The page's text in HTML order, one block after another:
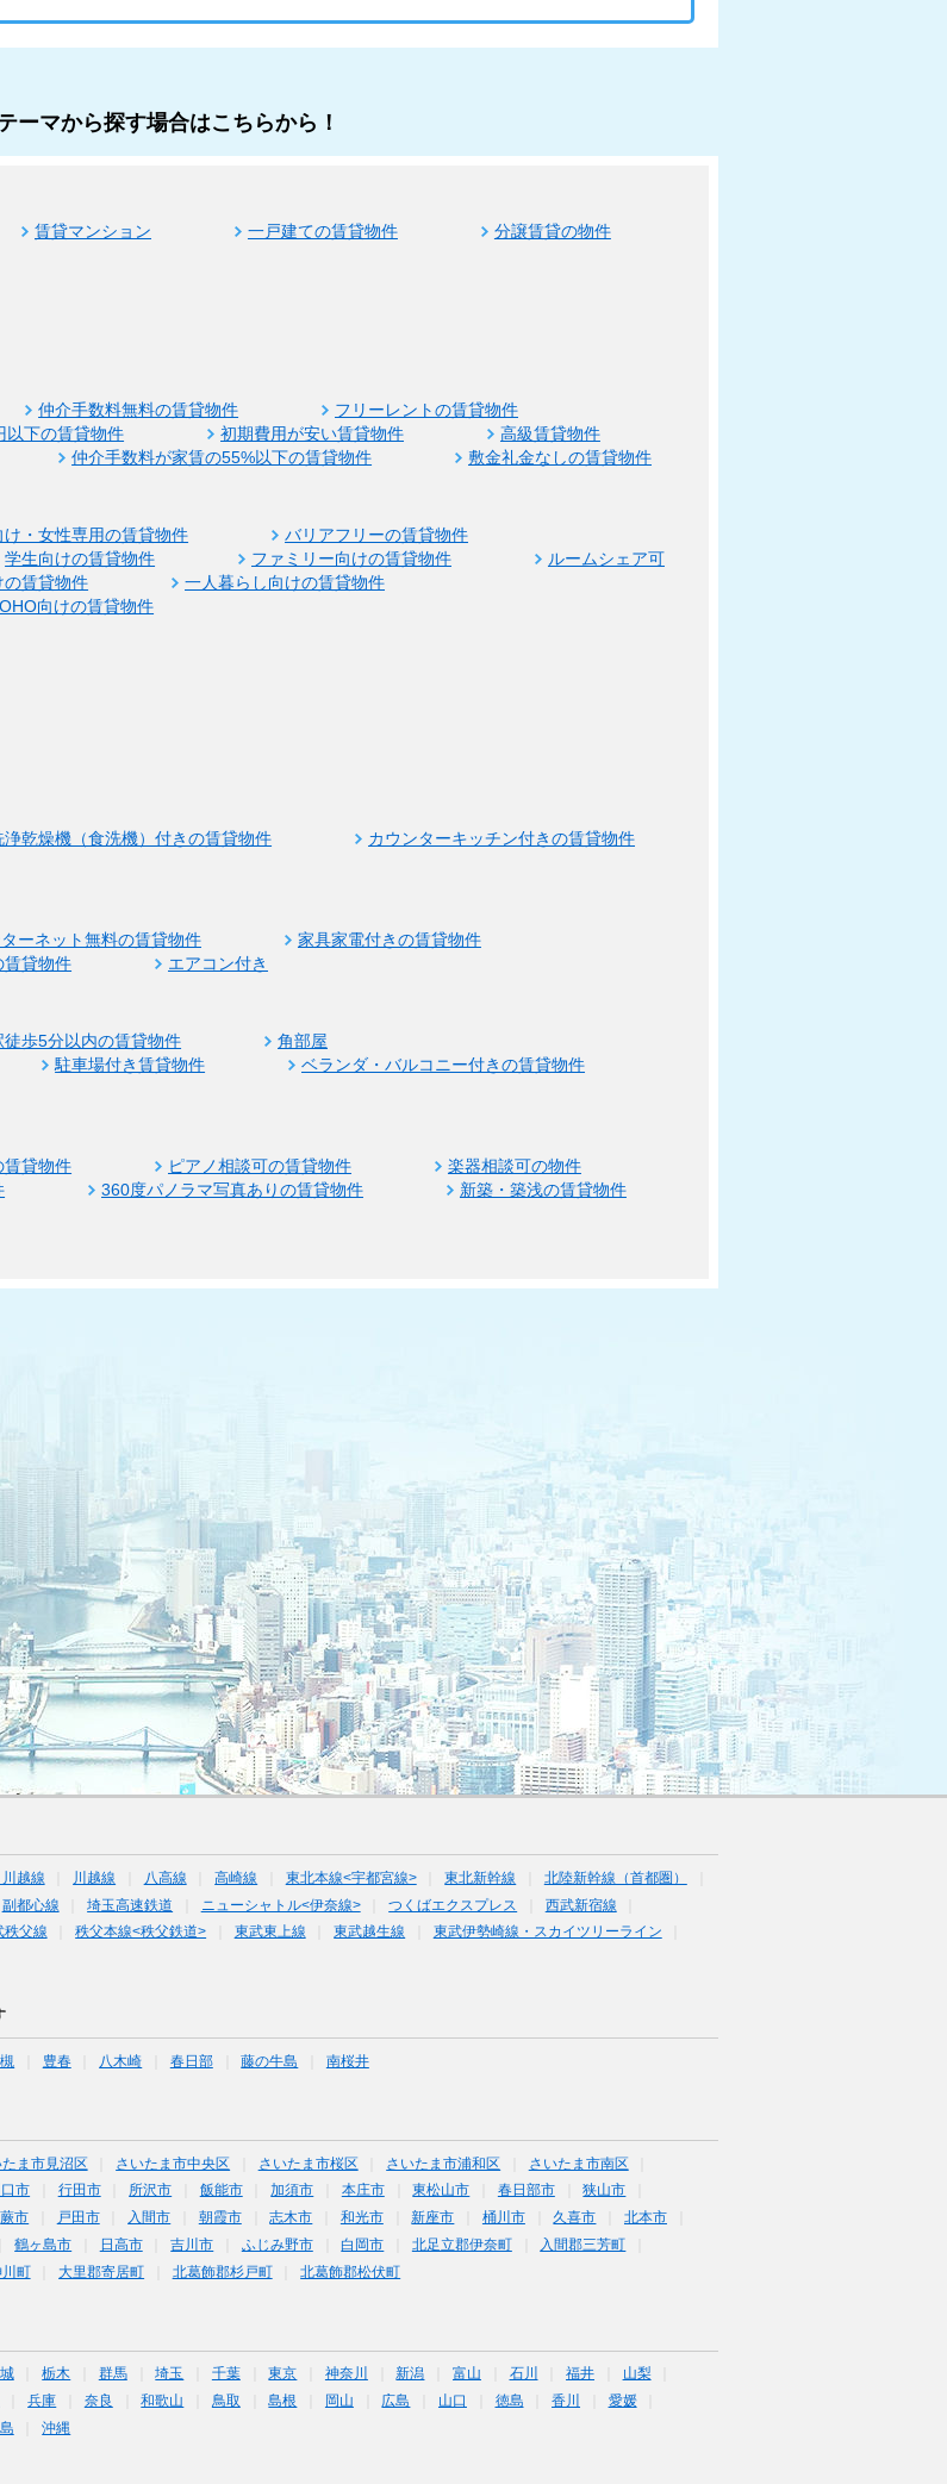
ーマから探す場合はこちらから！
賃貸マンション 一戸建ての賃貸物件
分譲賃貸の物件
仲介手数料無料の賃貸物件
フリーレントの賃貸物件
以下の賃貸物件 初期費用が安い賃貸物件
高級賃貸物件
仲介手数料が家賃の55%以下の賃貸物件 敷金礼金なしの賃貸物件
け・女性専用の賃貸物件
バリアフリーの賃貸物件
学生向けの賃貸物件 ファミリー向けの賃貸物件
ルームシェア可
の賃貸物件
一人暮らし向けの賃貸物件
向けの賃貸物件
浄乾燥機（食洗機）付きの賃貸物件
カウンターキッチン付きの賃貸物件
ーネット無料の賃貸物件
家具家電付きの賃貸物件
賃貸物件 エアコン付き
徒歩5分以内の賃貸物件
角部屋
駐車場付き賃貸物件
ベランダ・バルコニー付きの賃貸物件
賃貸物件 ピアノ相談可の賃貸物件
楽器相談可の物件
360度パノラマ写真ありの賃貸物件
新築・築浅の賃貸物件
越線 川越線 八高線 高崎線 東北本線<宇都宮線> 東北新幹線
北陸新幹線（首都圏）
副都心線 埼玉高速鉄道 ニューシャトル<伊奈線> つくばエクスプレス
西武新宿線
秩父線 秩父本線<秩父鉄道> 東武東上線 東武越生線
東武伊勢崎線・スカイツリーライン
豊春 八木崎 春日部 藤の牛島 南桜井
たま市見沼区 さいたま市中央区 さいたま市桜区 さいたま市浦和区
さいたま市南区
口市 行田市 所沢市 飯能市 加須市 本庄市 東松山市 春日部市
狭山市
蕨市 戸田市 入間市 朝霞市 志木市 和光市 新座市 桶川市 久喜市
北本市
鶴ヶ島市 日高市 吉川市 ふじみ野市 白岡市 北足立郡伊奈町
入間郡三芳町
川町 大里郡寄居町 北葛飾郡杉戸町 北葛飾郡松伏町
栃木 群馬 埼玉 千葉 東京 神奈川 新潟 富山 石川 福井
山梨
兵庫 奈良 和歌山 鳥取 島根 岡山 広島 山口 徳島 香川
愛媛
沖縄